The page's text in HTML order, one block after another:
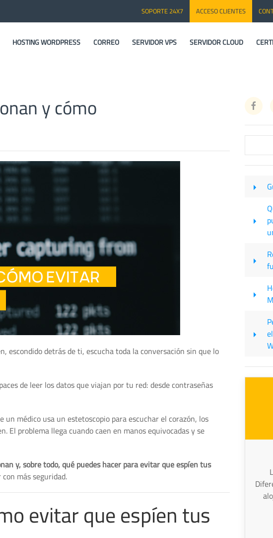
SOPORTE 24X7 ACCESO CLIENTES
HOSTING WORDPRESS CORREO SERVIDOR VPS SERVIDOR CLOUD
y cómo
escondido detrás de ti, escucha toda la conversación sin que lo
de leer los datos que viajan por tu red: desde contraseñas
médico usa un estetoscopio para escuchar el corazón, los
problema llega cuando caen en manos equivocadas y se
y, sobre todo, qué puedes hacer para evitar que espíen tus
más seguridad.
evitar que espíen tus